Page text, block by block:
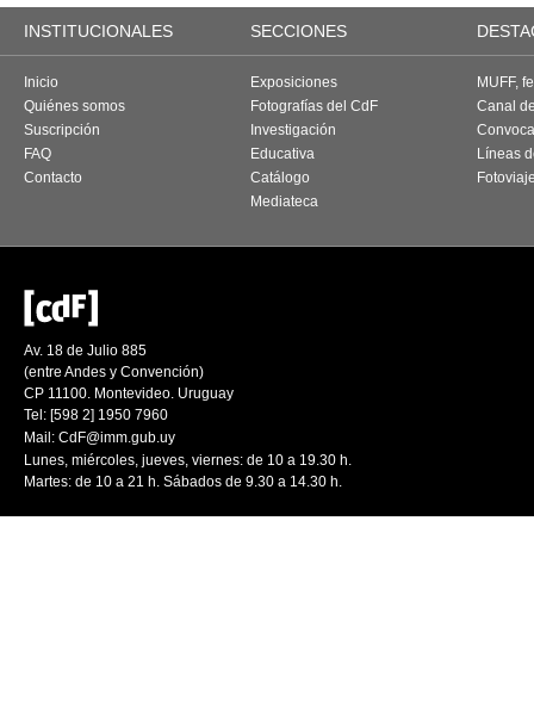
INSTITUCIONALES SECCIONES
Inicio
Quiénes somos
Suscripción
FAQ
Contacto
Exposiciones
Fotografías del CdF
Investigación
Educativa
Catálogo
Mediateca
MUFF,
Canal
Líneas
Av. 18 de Julio 885
(entre Andes y Convención)
CP 11100. Montevideo. Uruguay
Tel: [598 2] 1950 7960
Mail: CdF@imm.gub.uy
Lunes, miércoles, jueves, viernes: de 10 a 19.30 h.
Martes: de 10 a 21 h. Sábados de 9.30 a 14.30 h.